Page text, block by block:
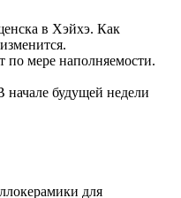
в Хэйхэ. Как
по мере наполняемости.
начале будущей недели
для